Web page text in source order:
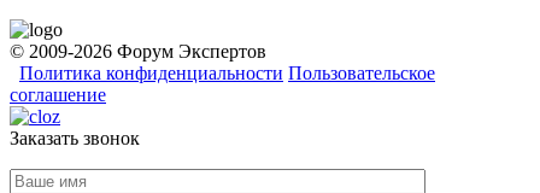
© 2009-2026 Форум Экспертов
Политика конфиденциальности Пользовательское
соглашение
Заказать звонок